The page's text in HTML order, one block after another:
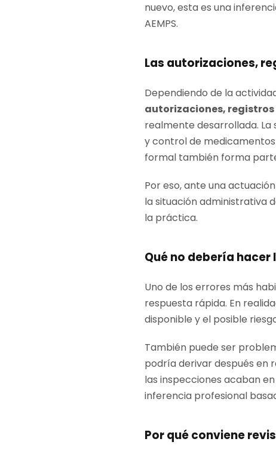
nuevo, esta es una
AEMPS.
Las autorizaciones,
Dependiendo de la
autorizaciones, registros
realmente desarrollada.
y control de
formal también forma
Por eso, ante una
la situación administrativa
la práctica.
Qué no debería hacer
Uno de los errores más
respuesta rápida. En
disponible y el posible
También puede ser
podría derivar después en
las inspecciones acaban
inferencia profesional
Por qué conviene